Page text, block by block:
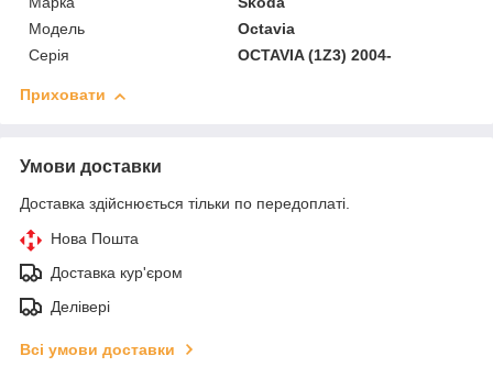
Модель
Octavia
Серія
OCTAVIA (1Z3) 2004-
Приховати
Умови доставки
Доставка здійснюється тільки по передоплаті.
Нова Пошта
Доставка кур'єром
Делівері
Всі умови доставки